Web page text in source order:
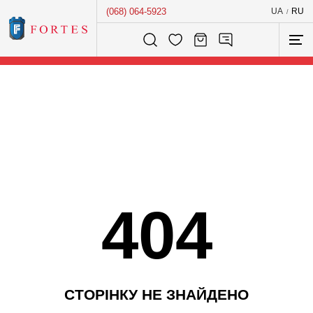
(068) 064-5923 UA / RU
Розумний пошук...
404
СТОРІНКУ НЕ ЗНАЙДЕНО